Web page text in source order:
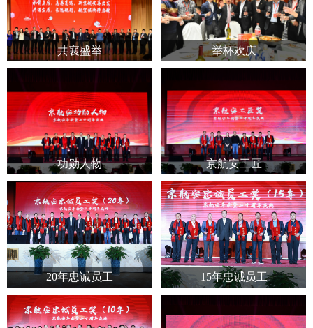
共襄盛举 举杯欢庆
功勋人物 京航安工匠
20年忠诚员工 15年忠诚员工